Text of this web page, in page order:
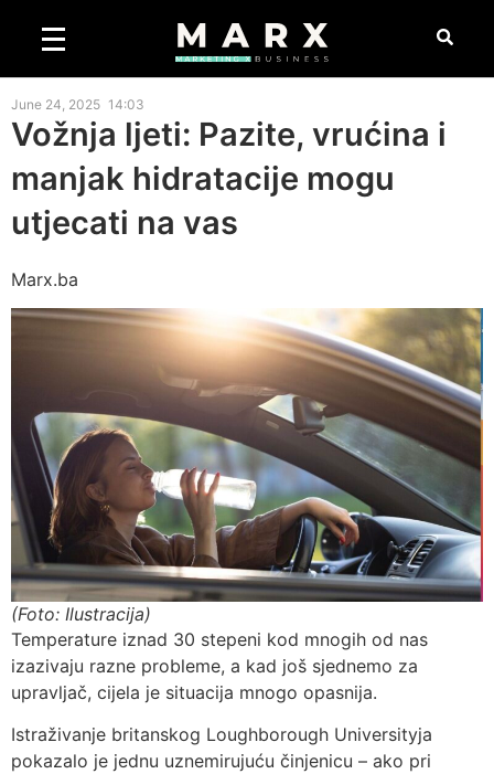
June 24, 2025 14:03
Vožnja ljeti: Pazite, vrućina i
manjak hidratacije mogu
utjecati na vas
Marx.ba
(Foto: Ilustracija)
Temperature iznad 30 stepeni kod mnogih od nas
izazivaju razne probleme, a kad još sjednemo za
upravljač, cijela je situacija mnogo opasnija.
Istraživanje britanskog Loughborough Universityja
pokazalo je jednu uznemirujuću činjenicu – ako pri